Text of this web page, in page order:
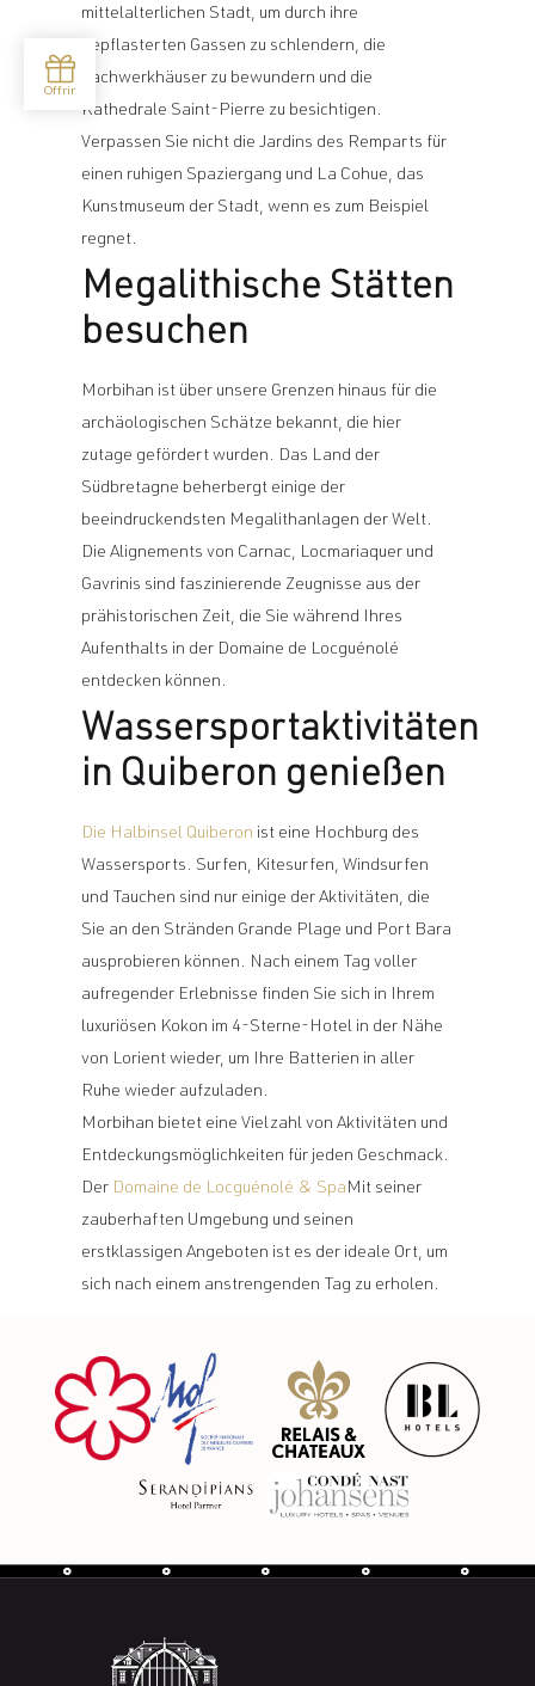
mittelalterlichen Stadt, um durch ihre
gepflasterten Gassen zu schlendern, die
Fachwerkhäuser zu bewundern und die
Kathedrale Saint-Pierre zu besichtigen.
Verpassen Sie nicht die Jardins des Remparts für
einen ruhigen Spaziergang und La Cohue, das
Kunstmuseum der Stadt, wenn es zum Beispiel
regnet.
Megalithische Stätten
besuchen
Morbihan ist über unsere Grenzen hinaus für die
archäologischen Schätze bekannt, die hier
zutage gefördert wurden. Das Land der
Südbretagne beherbergt einige der
beeindruckendsten Megalithanlagen der Welt.
Die Alignements von Carnac, Locmariaquer und
Gavrinis sind faszinierende Zeugnisse aus der
prähistorischen Zeit, die Sie während Ihres
Aufenthalts in der Domaine de Locguénolé
entdecken können.
Wassersportaktivitäten
in Quiberon genießen
Die Halbinsel Quiberon ist eine Hochburg des
Wassersports. Surfen, Kitesurfen, Windsurfen
und Tauchen sind nur einige der Aktivitäten, die
Sie an den Stränden Grande Plage und Port Bara
ausprobieren können. Nach einem Tag voller
aufregender Erlebnisse finden Sie sich in Ihrem
luxuriösen Kokon im 4-Sterne-Hotel in der Nähe
von Lorient wieder, um Ihre Batterien in aller
Ruhe wieder aufzuladen.
Morbihan bietet eine Vielzahl von Aktivitäten und
Entdeckungsmöglichkeiten für jeden Geschmack.
Der Domaine de Locguénolé & Spa Mit seiner
zauberhaften Umgebung und seinen
erstklassigen Angeboten ist es der ideale Ort, um
sich nach einem anstrengenden Tag zu erholen.